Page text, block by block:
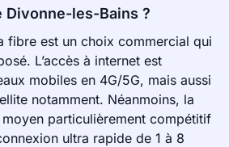
Divonne-les-Bains ?
fibre est un choix commercial qui
L’accès à internet est
mobiles en 4G/5G, mais aussi
notamment. Néanmoins, la
particulièrement compétitif
ultra rapide de 1 à 8